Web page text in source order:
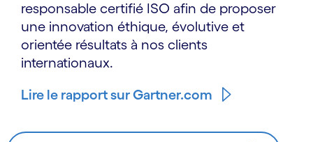
responsable certifié ISO afin de proposer
une innovation éthique, évolutive et
orientée résultats à nos clients
internationaux.
Lire le rapport sur Gartner.com